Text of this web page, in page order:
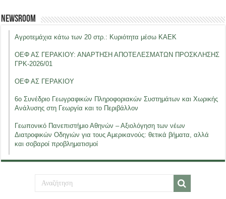
Newsroom
Αγροτεμάχια κάτω των 20 στρ.: Κυριότητα μέσω ΚΑΕΚ
ΟΕΦ ΑΣ ΓΕΡΑΚΙΟΥ: ΑΝΑΡΤΗΣΗ ΑΠΟΤΕΛΕΣΜΑΤΩΝ ΠΡΟΣΚΛΗΣΗΣ
ΓΡΚ-2026/01
ΟΕΦ ΑΣ ΓΕΡΑΚΙΟΥ
6ο Συνέδριο Γεωγραφικών Πληροφοριακών Συστημάτων και Χωρικής
Ανάλυσης στη Γεωργία και το Περιβάλλον
Γεωπονικό Πανεπιστήμιο Αθηνών – Αξιολόγηση των νέων
Διατροφικών Οδηγιών για τους Αμερικανούς: θετικά βήματα, αλλά
και σοβαροί προβληματισμοί